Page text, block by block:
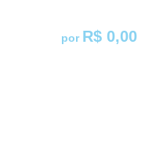
por R$ 0,00